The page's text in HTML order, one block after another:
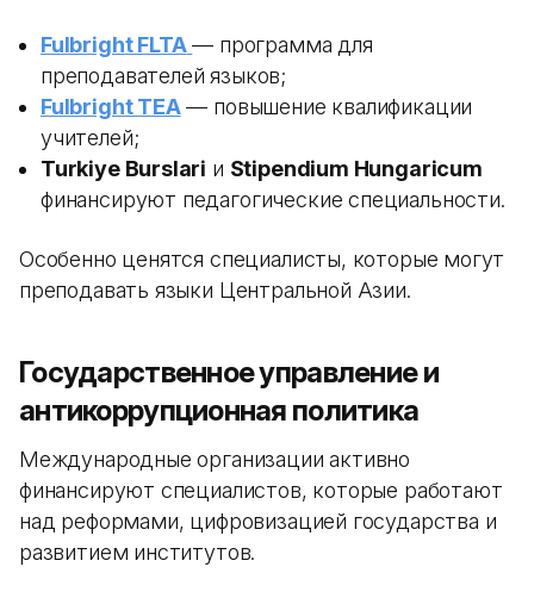
Fulbright FLTA — программа для
преподавателей языков;
Fulbright TEA— повышение квалификации
учителей;
Turkiye Burslari и Stipendium Hungaricum
финансируют педагогические специальности.
Особенно ценятся специалисты, которые могут
преподавать языки Центральной Азии.
Государственное управление и
антикоррупционная политика
Международные организации активно
финансируют специалистов, которые работают
над реформами, цифровизацией государства и
развитием институтов.